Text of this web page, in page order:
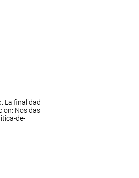
La finalidad
Nos das
de-